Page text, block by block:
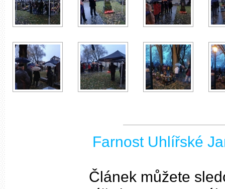
Farnost Uhlířské
Článek můžete